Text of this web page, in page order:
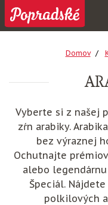
Domov
Vyberte si z našej
zŕn arabiky.
bez výraznej
Ochutnajte
alebo
Špeciál.
polkilových